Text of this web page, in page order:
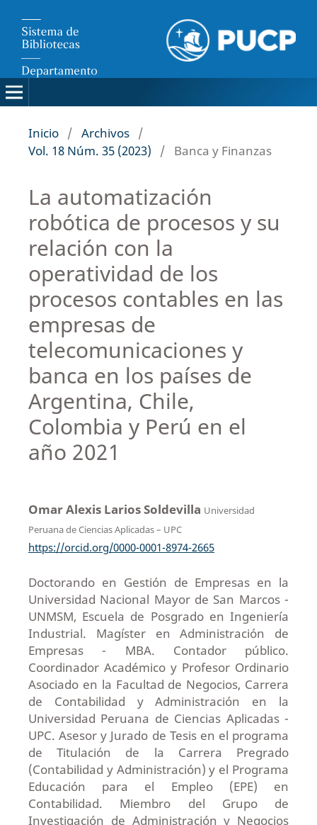
Inicio / Archivos /
Vol. 18 Núm. 35 (2023)
/ Banca y Finanzas
La automatización
robótica de procesos y su
relación con la
operatividad de los
procesos contables en las
empresas de
telecomunicaciones y
banca en los países de
Argentina, Chile,
Colombia y Perú en el
año 2021
Omar Alexis Larios Soldevilla Universidad
Peruana de Ciencias Aplicadas – UPC
https://orcid.org/0000-0001-8974-2665
Doctorando en Gestión de Empresas en la
Universidad Nacional Mayor de San Marcos -
UNMSM, Escuela de Posgrado en Ingeniería
Industrial. Magíster en Administración de
Empresas - MBA. Contador público.
Coordinador Académico y Profesor Ordinario
Asociado en la Facultad de Negocios, Carrera
de Contabilidad y Administración en la
Universidad Peruana de Ciencias Aplicadas -
UPC. Asesor y Jurado de Tesis en el programa
de Titulación de la Carrera Pregrado
(Contabilidad y Administración) y el Programa
Educación para el Empleo (EPE) en
Contabilidad. Miembro del Grupo de
Investigación de Administración y Negocios